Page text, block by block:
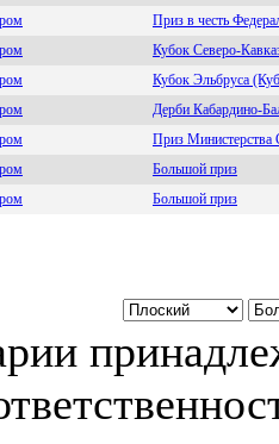
Приз в честь
Кубок Северо-
Кубок Эльбруса
Дерби Кабардино-
Приз
Большой приз
Большой приз